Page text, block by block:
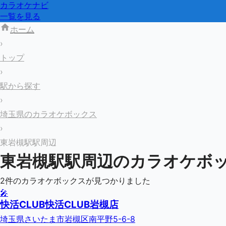
カラオケナビ
一覧を見る
ホーム
›
トップ
›
駅から探す
›
埼玉県のカラオケボックス
›
東岩槻駅駅周辺
東岩槻駅駅周辺のカラオケボ
2件のカラオケボックスが見つかりました
🎤
快活CLUB快活CLUB岩槻店
埼玉県さいたま市岩槻区南平野5-6-8